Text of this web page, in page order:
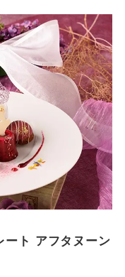
ート アフタヌーン